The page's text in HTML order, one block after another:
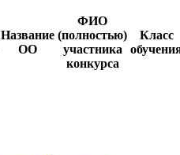
Название
ОО
ФИО
(полностью)
участника
конкурса
Класс